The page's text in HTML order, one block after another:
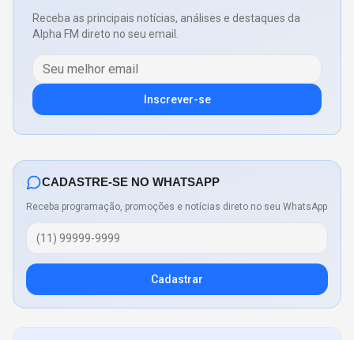
Receba as principais notícias, análises e destaques da
Alpha FM direto no seu email.
Inscrever-se
CADASTRE-SE NO WHATSAPP
Receba programação, promoções e notícias direto no seu WhatsApp
Cadastrar